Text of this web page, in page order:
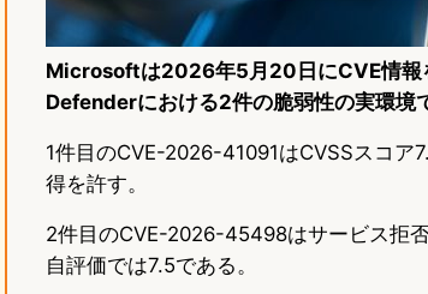
Microsoftは2026年5月20日にCVE情報
Defenderにおける2件の脆弱性の実環境
1件目のCVE-2026-41091はCVSSスコア
得を許す。
2件目のCVE-2026-45498はサービス拒
自評価では7.5である。